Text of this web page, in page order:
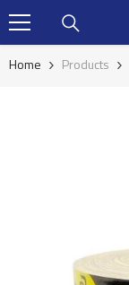
Home Products